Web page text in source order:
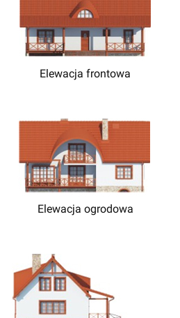
Elewacja frontowa
Elewacja ogrodowa